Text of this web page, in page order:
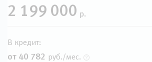
2 199 000 р.
В кредит:
от 40 782 руб./мес.